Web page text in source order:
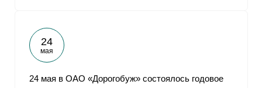
24
мая
24 мая в ОАО «Дорогобуж» состоялось годовое